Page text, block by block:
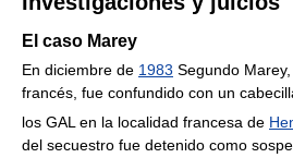
El caso Marey
En diciembre de 1983 Segundo
francés, fue confundido con un
los GAL en la localidad francesa de
del secuestro fue detenido como